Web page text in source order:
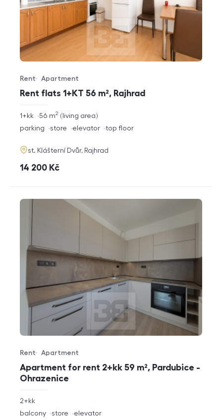
Rent flats 1+KT 56 m², Rajhrad
Offer type
Rent
Property type
Apartment
rozměry
disposition
1+kk living area
56 m2
funkce
parking store elevator top floor
adresa
st. Klášterní Dvůr, Rajhrad
cena
14 200 Kč
Apartment for rent 2+kk 59 m², Pardubice -
Ohrazenice
Offer type
Rent
Property type
Apartment
rozměry
disposition
2+kk
funkce
balcony store elevator